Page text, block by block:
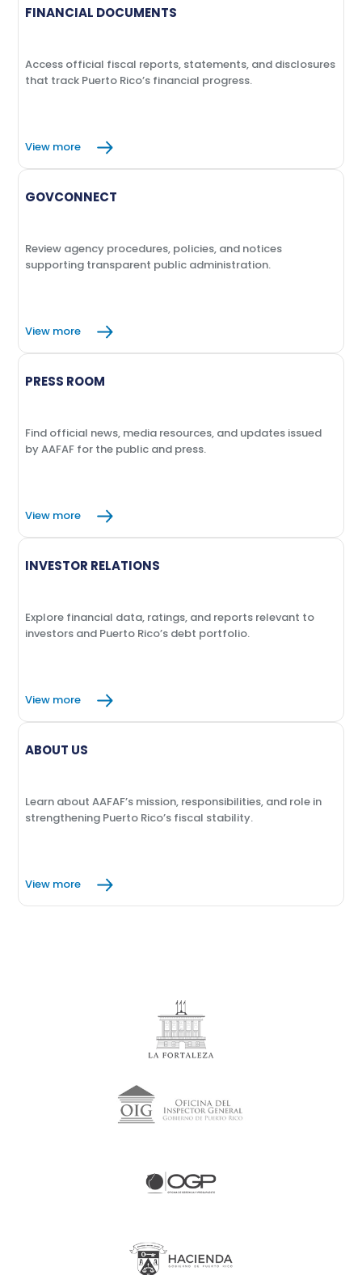
FINANCIAL DOCUMENTS
Access official fiscal reports, statements, and disclosures
that track Puerto Rico’s financial progress.
View more
GOVCONNECT
Review agency procedures, policies, and notices
supporting transparent public administration.
View more
PRESS ROOM
Find official news, media resources, and updates issued
by AAFAF for the public and press.
View more
INVESTOR RELATIONS
Explore financial data, ratings, and reports relevant to
investors and Puerto Rico’s debt portfolio.
View more
ABOUT US
Learn about AAFAF’s mission, responsibilities, and role in
strengthening Puerto Rico’s fiscal stability.
View more